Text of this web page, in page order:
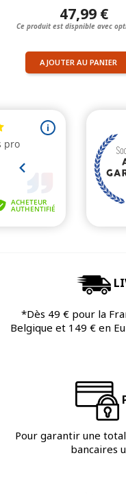
47,99 €
Ce produit est dispnible avec
AJOUTER AU PANIER
*Dès 49 € pour la
Belgique et 149 € en
Pour garantir une
bancaires